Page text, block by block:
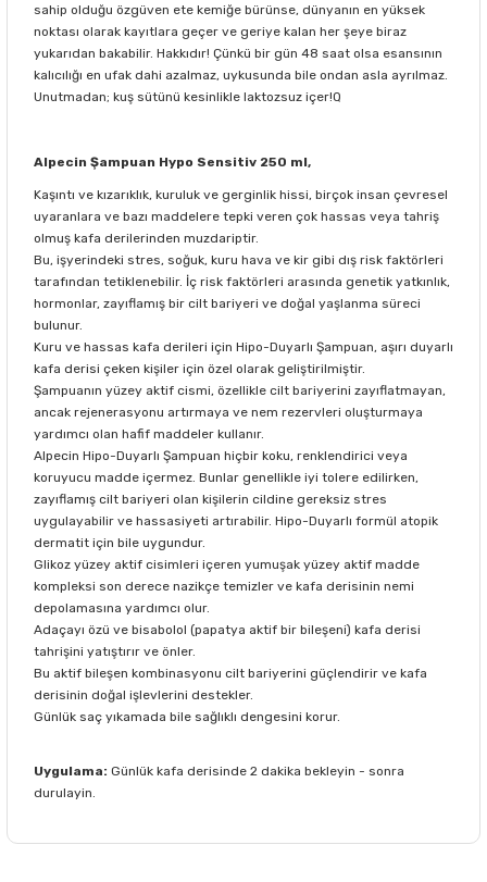
sahip olduğu özgüven ete kemiğe bürünse, dünyanın en yüksek
noktası olarak kayıtlara geçer ve geriye kalan her şeye biraz
yukarıdan bakabilir. Hakkıdır! Çünkü bir gün 48 saat olsa esansının
kalıcılığı en ufak dahi azalmaz, uykusunda bile ondan asla ayrılmaz.
Unutmadan; kuş sütünü kesinlikle laktozsuz içer!Q
Alpecin Şampuan Hypo Sensitiv 250 ml,
Kaşıntı ve kızarıklık, kuruluk ve gerginlik hissi, birçok insan çevresel
uyaranlara ve bazı maddelere tepki veren çok hassas veya tahriş
olmuş kafa derilerinden muzdariptir.
Bu, işyerindeki stres, soğuk, kuru hava ve kir gibi dış risk faktörleri
tarafından tetiklenebilir. İç risk faktörleri arasında genetik yatkınlık,
hormonlar, zayıflamış bir cilt bariyeri ve doğal yaşlanma süreci
bulunur.
Kuru ve hassas kafa derileri için Hipo-Duyarlı Şampuan, aşırı duyarlı
kafa derisi çeken kişiler için özel olarak geliştirilmiştir.
Şampuanın yüzey aktif cismi, özellikle cilt bariyerini zayıflatmayan,
ancak rejenerasyonu artırmaya ve nem rezervleri oluşturmaya
yardımcı olan hafif maddeler kullanır.
Alpecin Hipo-Duyarlı Şampuan hiçbir koku, renklendirici veya
koruyucu madde içermez. Bunlar genellikle iyi tolere edilirken,
zayıflamış cilt bariyeri olan kişilerin cildine gereksiz stres
uygulayabilir ve hassasiyeti artırabilir. Hipo-Duyarlı formül atopik
dermatit için bile uygundur.
Glikoz yüzey aktif cisimleri içeren yumuşak yüzey aktif madde
kompleksi son derece nazikçe temizler ve kafa derisinin nemi
depolamasına yardımcı olur.
Adaçayı özü ve bisabolol (papatya aktif bir bileşeni) kafa derisi
tahrişini yatıştırır ve önler.
Bu aktif bileşen kombinasyonu cilt bariyerini güçlendirir ve kafa
derisinin doğal işlevlerini destekler.
Günlük saç yıkamada bile sağlıklı dengesini korur.
Uygulama: Günlük kafa derisinde 2 dakika bekleyin - sonra
durulayin.